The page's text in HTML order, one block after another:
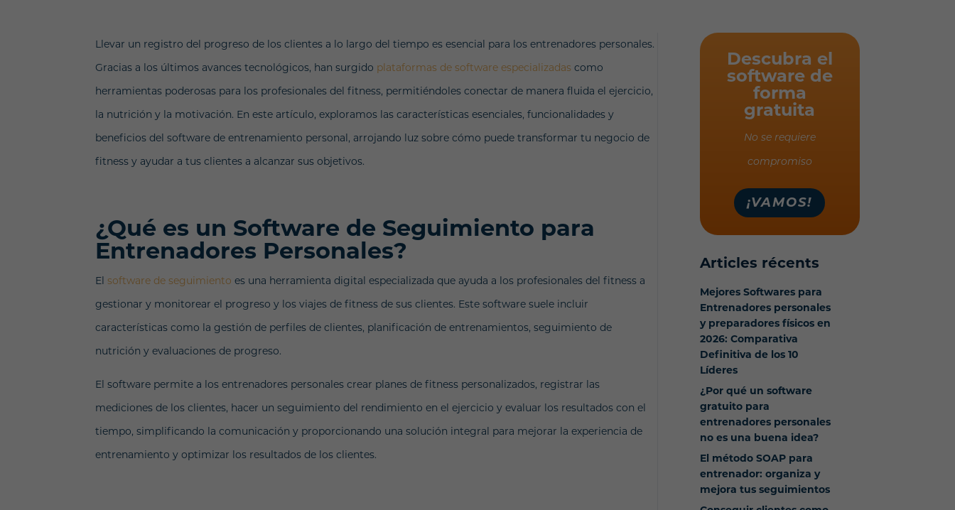
Llevar un registro del progreso de los clientes a lo largo del tiempo es esencial para los entrenadores personales.
Gracias a los últimos avances tecnológicos, han surgido plataformas de software especializadas como
herramientas poderosas para los profesionales del fitness, permitiéndoles conectar de manera fluida el ejercicio,
la nutrición y la motivación. En este artículo, exploramos las características esenciales, funcionalidades y
beneficios del software de entrenamiento personal, arrojando luz sobre cómo puede transformar tu negocio de
fitness y ayudar a tus clientes a alcanzar sus objetivos.
¿Qué es un Software de Seguimiento para
Entrenadores Personales?
El software de seguimiento es una herramienta digital especializada que ayuda a los profesionales del fitness a
gestionar y monitorear el progreso y los viajes de fitness de sus clientes. Este software suele incluir
características como la gestión de perfiles de clientes, planificación de entrenamientos, seguimiento de
nutrición y evaluaciones de progreso.
El software permite a los entrenadores personales crear planes de fitness personalizados, registrar las
mediciones de los clientes, hacer un seguimiento del rendimiento en el ejercicio y evaluar los resultados con el
tiempo, simplificando la comunicación y proporcionando una solución integral para mejorar la experiencia de
entrenamiento y optimizar los resultados de los clientes.
Descubra el
software de
forma
gratuita
No se requiere
compromiso
¡VAMOS!
Articles récents
Mejores Softwares para
Entrenadores personales
y preparadores físicos en
2026: Comparativa
Definitiva de los 10
Líderes
¿Por qué un software
gratuito para
entrenadores personales
no es una buena idea?
El método SOAP para
entrenador: organiza y
mejora tus seguimientos